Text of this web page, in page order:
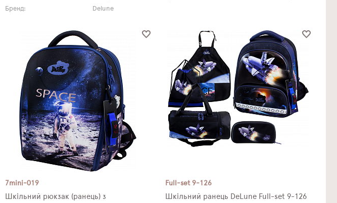
Бренд:
Delune
7mini-019
Шкільний рюкзак (ранець) з
Full-set 9-126
Шкільний ранець DeLune Full-set 9-126